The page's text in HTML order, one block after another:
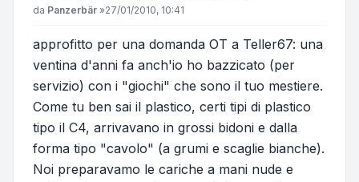
Messaggio
da Panzerbär »27/01/2010, 10:41
approfitto per una domanda OT a Teller67: una
ventina d'anni fa anch'io ho bazzicato (per
servizio) con i "giochi" che sono il tuo mestiere.
Come tu ben sai il plastico, certi tipi di plastico
tipo il C4, arrivavano in grossi bidoni e dalla
forma tipo "cavolo" (a grumi e scaglie bianche).
Noi preparavamo le cariche a mani nude e